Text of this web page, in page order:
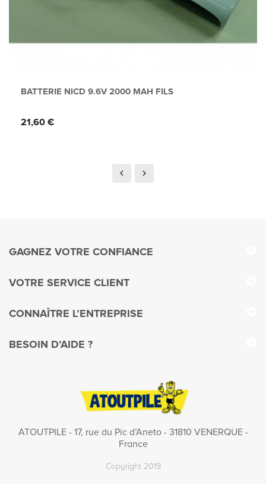
BATTERIE NICD 9.6V 2000 MAH FILS
Prix
21,60 €
GAGNEZ VOTRE CONFIANCE
VOTRE SERVICE CLIENT
CONNAÎTRE L’ENTREPRISE
BESOIN D’AIDE ?
ATOUTPILE - 17, rue du Pic d’Aneto - 31810 VENERQUE -
France
Copyright 2019